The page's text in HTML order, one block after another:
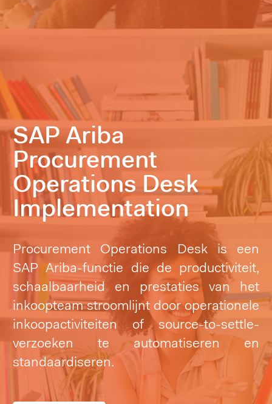
SAP Ariba
Procurement
Operations Desk
Implementation
Procurement Operations Desk is een
SAP Ariba-functie die de productiviteit,
schaalbaarheid en prestaties van het
inkoopteam stroomlijnt door operationele
inkoopactiviteiten of source-to-settle-
verzoeken te automatiseren en
standaardiseren.